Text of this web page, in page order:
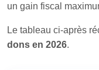
un gain fiscal
Le tableau ci‑après
dons en 2026.